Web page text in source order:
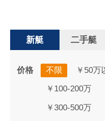
新艇 二手艇
价格 不限 ￥50万
￥100-200万
￥300-500万